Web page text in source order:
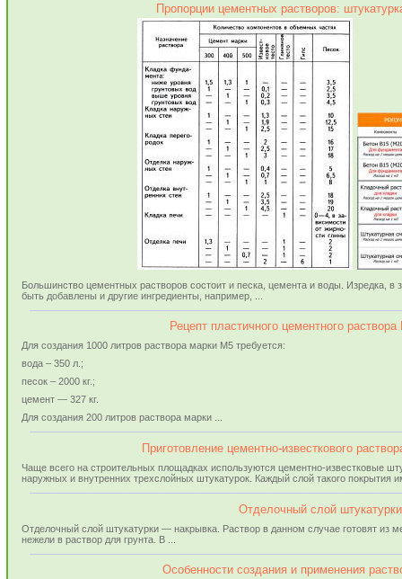
Пропорции цементных растворов:
Большинство цементных растворов состоит и песка, цемента и воды. Изредка, в
быть добавлены и другие ингредиенты, например, ...
Рецепт пластичного цементного
Для создания 1000 литров раствора марки М5 требуется:
вода – 350 л.;
песок – 2000 кг.;
цемент — 327 кг.
Для создания 200 литров раствора марки ...
Приготовление цементно-известкового
Чаще всего на строительных площадках используются цементно-известковые
наружных и внутренних трехслойных штукатурок. Каждый слой такого покрытия
Отделочный слой
Отделочный слой штукатурки — накрывка. Раствор в данном случае готовят из
нежели в раствор для грунта. В ...
Особенности создания и применения